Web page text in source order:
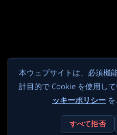
本ウェブサイトは、必須機
計目的で Cookie を使用し
ッキーポリシー
すべて拒否